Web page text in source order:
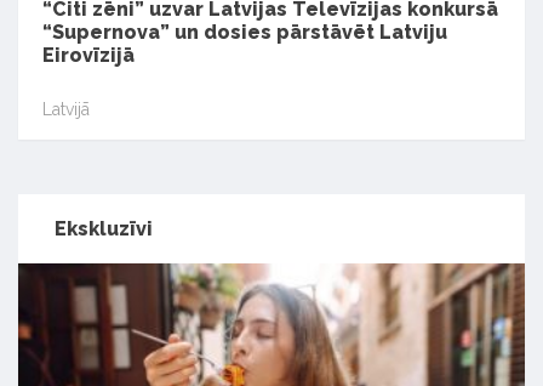
“Citi zēni” uzvar Latvijas Televīzijas konkursā
“Supernova” un dosies pārstāvēt Latviju
Eirovīzijā
Latvijā
Ekskluzīvi